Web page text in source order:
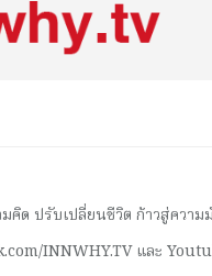
คิด ปรับเปลี่ยนชีวิต ก้าวสู่ควา
INNWHY.TV และ